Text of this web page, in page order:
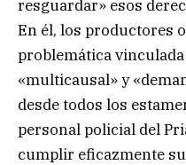
resguardar» esos
En él, los productores
problemática
«multicausal» y
desde todos los
personal policial del
cumplir eficazmente